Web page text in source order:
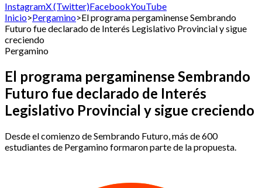
InstagramX (Twitter)FacebookYouTube
Inicio>Pergamino>El programa pergaminense Sembrando
Futuro fue declarado de Interés Legislativo Provincial y sigue
creciendo
Pergamino
El programa pergaminense Sembrando
Futuro fue declarado de Interés
Legislativo Provincial y sigue creciendo
Desde el comienzo de Sembrando Futuro, más de 600
estudiantes de Pergamino formaron parte de la propuesta.